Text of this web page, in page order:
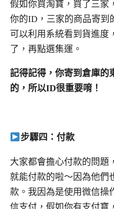
假如你買淘寶，買了三家
你的ID，三家的商品寄到
可以利用系統看到貨進度
了，再點選集運。
記得記得，你寄到倉庫的
的，所以ID很重要唷！
步驟四：付款
大家都會擔心付款的問題
就能付款的啦～因為他們
款。我因為是使用微信操
信支付，假如你有支付寶